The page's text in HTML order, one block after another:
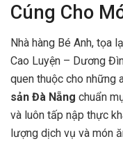
Cúng Cho
Nhà hàng Bé Anh, tọa
Cao Luyện – Dương
quen thuộc cho những
sản Đà Nẵng chuẩn
và luôn tấp nập thực
lượng dịch vụ và món